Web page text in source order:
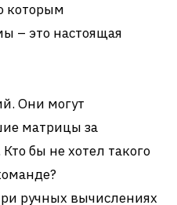
которым
– это настоящая
Они могут
матрицы за
бы не хотел такого
ручных вычислениях